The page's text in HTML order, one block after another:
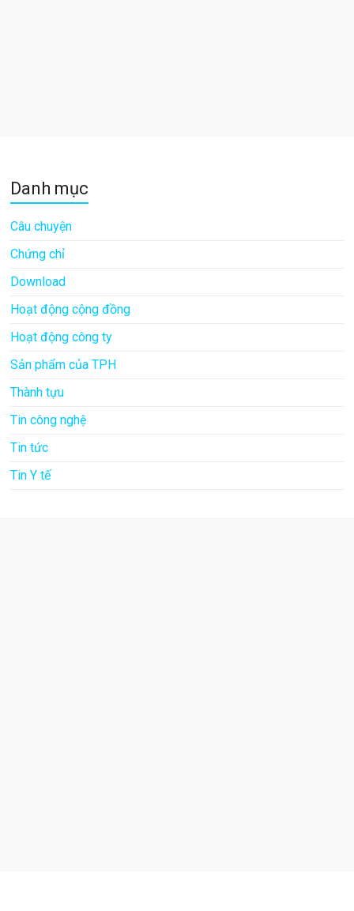
Danh mục
Câu chuyện
Chứng chỉ
Download
Hoạt động cộng đồng
Hoạt động công ty
Sản phẩm của TPH
Thành tựu
Tin công nghệ
Tin tức
Tin Y tế